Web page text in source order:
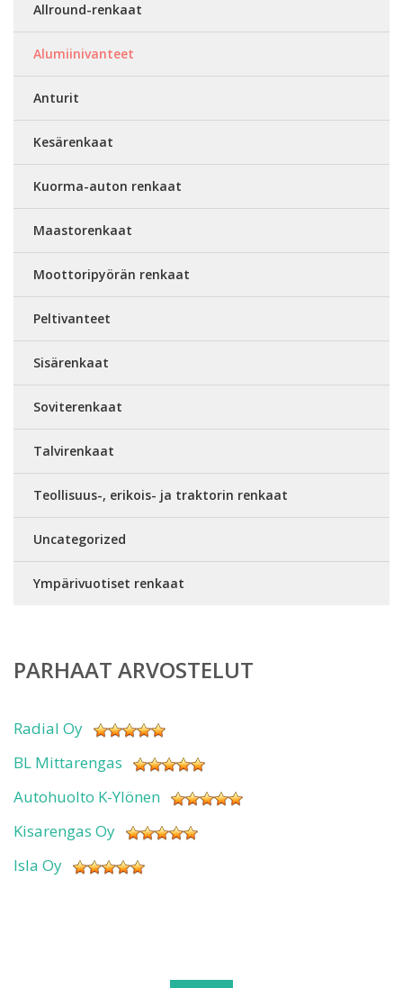
Allround-renkaat
Alumiinivanteet
Anturit
Kesärenkaat
Kuorma-auton renkaat
Maastorenkaat
Moottoripyörän renkaat
Peltivanteet
Sisärenkaat
Soviterenkaat
Talvirenkaat
Teollisuus-, erikois- ja traktorin renkaat
Uncategorized
Ympärivuotiset renkaat
PARHAAT ARVOSTELUT
Radial Oy
BL Mittarengas
Autohuolto K-Ylönen
Kisarengas Oy
Isla Oy